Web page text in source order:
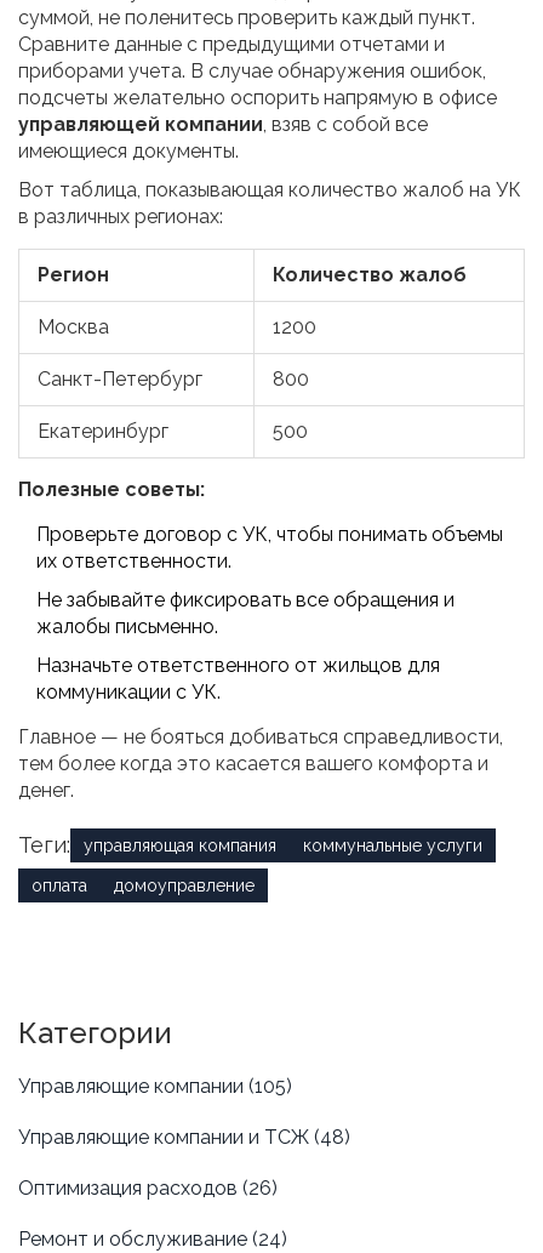
суммой, не поленитесь проверить каждый пункт.
Сравните данные с предыдущими отчетами и
приборами учета. В случае обнаружения ошибок,
подсчеты желательно оспорить напрямую в офисе
управляющей компании, взяв с собой все
имеющиеся документы.
Вот таблица, показывающая количество жалоб на УК
в различных регионах:
Регион Количество жалоб
Москва 1200
Санкт-Петербург 800
Екатеринбург 500
Полезные советы:
Проверьте договор с УК, чтобы понимать объемы
их ответственности.
Не забывайте фиксировать все обращения и
жалобы письменно.
Назначьте ответственного от жильцов для
коммуникации с УК.
Главное — не бояться добиваться справедливости,
тем более когда это касается вашего комфорта и
денег.
Теги: управляющая компания коммунальные услуги
оплата домоуправление
Категории
Управляющие компании (105)
Управляющие компании и ТСЖ (48)
Оптимизация расходов (26)
Ремонт и обслуживание (24)